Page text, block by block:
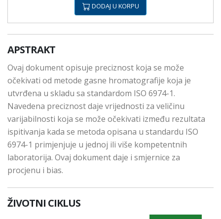
DODAJ U KORPU
APSTRAKT
Ovaj dokument opisuje preciznost koja se može
očekivati od metode gasne hromatografije koja je
utvrđena u skladu sa standardom ISO 6974-1.
Navedena preciznost daje vrijednosti za veličinu
varijabilnosti koja se može očekivati između rezultata
ispitivanja kada se metoda opisana u standardu ISO
6974-1 primjenjuje u jednoj ili više kompetentnih
laboratorija. Ovaj dokument daje i smjernice za
procjenu i bias.
ŽIVOTNI CIKLUS